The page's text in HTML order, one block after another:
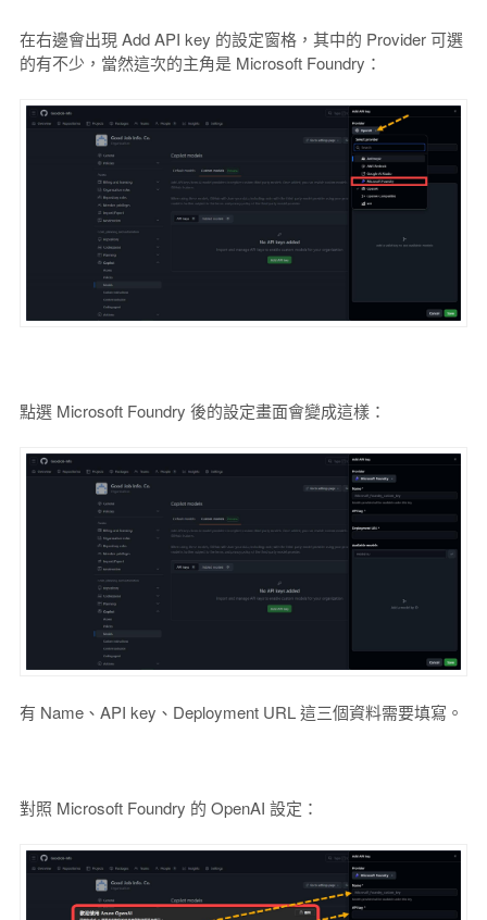
在右邊會出現 Add API key 的設定窗格，其中的 Provider 可選
的有不少，當然這次的主角是 Microsoft Foundry：
點選 Microsoft Foundry 後的設定畫面會變成這樣：
有 Name、API key、Deployment URL 這三個資料需要填寫。
對照 Microsoft Foundry 的 OpenAI 設定：